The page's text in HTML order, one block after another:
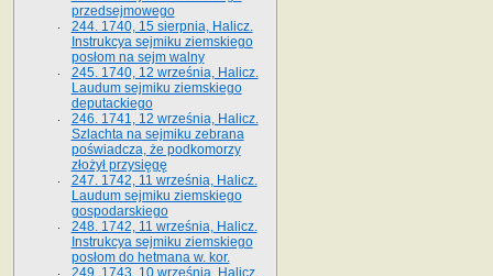
przedsejmowego
244. 1740, 15 sierpnia, Halicz.
Instrukcya sejmiku ziemskiego
posłom na sejm walny
245. 1740, 12 września, Halicz.
Laudum sejmiku ziemskiego
deputackiego
246. 1741, 12 września, Halicz.
Szlachta na sejmiku zebrana
poświadcza, że podkomorzy
złożył przysięgę
247. 1742, 11 września, Halicz.
Laudum sejmiku ziemskiego
gospodarskiego
248. 1742, 11 września, Halicz.
Instrukcya sejmiku ziemskiego
posłom do hetmana w. kor.
249. 1743, 10 września, Halicz.